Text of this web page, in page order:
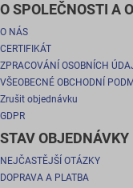
O SPOLEČNOSTI A
O NÁS
CERTIFIKÁT
ZPRACOVÁNÍ OSOBNÍCH
VŠEOBECNÉ OBCHODNÍ
Zrušit objednávku
GDPR
STAV OBJEDNÁVKY
NEJČASTĚJŠÍ OTÁZKY
DOPRAVA A PLATBA